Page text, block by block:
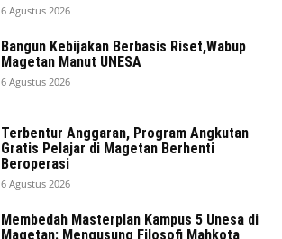
6 Agustus 2026
Bangun Kebijakan Berbasis Riset,Wabup
Magetan Manut UNESA
6 Agustus 2026
Terbentur Anggaran, Program Angkutan
Gratis Pelajar di Magetan Berhenti
Beroperasi
6 Agustus 2026
Membedah Masterplan Kampus 5 Unesa di
Magetan: Mengusung Filosofi Mahkota